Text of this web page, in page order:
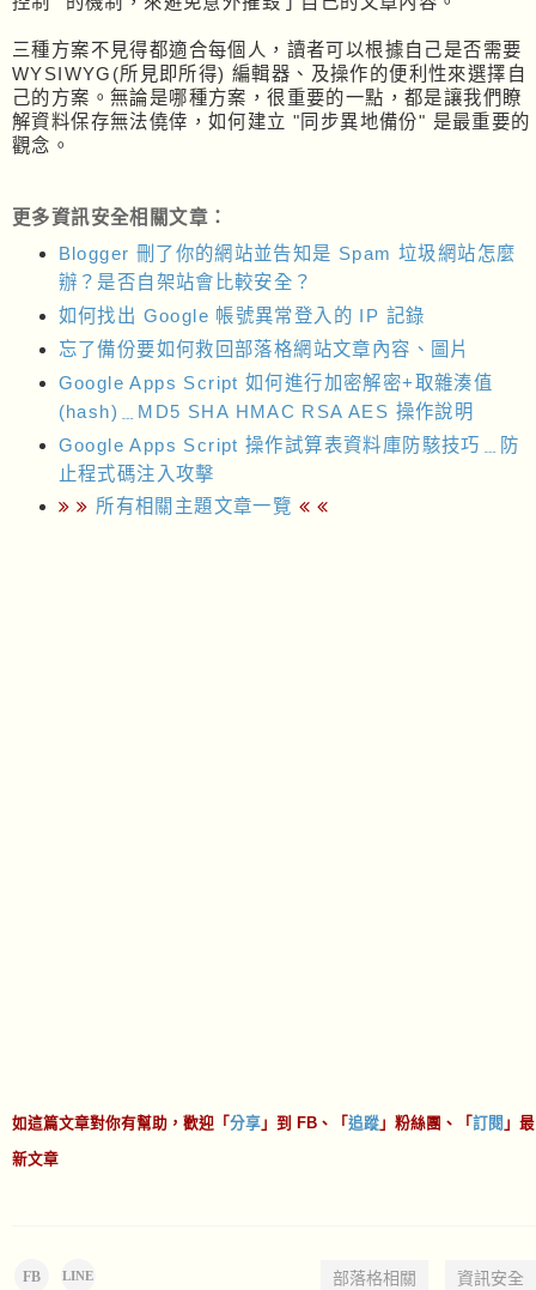
三種方案不見得都適合每個人，讀者可以根據自己是否需要
WYSIWYG(所見即所得) 編輯器、及操作的便利性來選擇自
己的方案。無論是哪種方案，很重要的一點，都是讓我們瞭
解資料保存無法僥倖，如何建立 "同步異地備份" 是最重要的
觀念。
更多資訊安全相關文章：
Blogger 刪了你的網站並告知是 Spam 垃圾網站怎麼
辦？是否自架站會比較安全？
如何找出 Google 帳號異常登入的 IP 記錄
忘了備份要如何救回部落格網站文章內容、圖片
Google Apps Script 如何進行加密解密+取雜湊值
(hash)﹍MD5 SHA HMAC RSA AES 操作說明
Google Apps Script 操作試算表資料庫防駭技巧﹍防
止程式碼注入攻擊
所有相關主題文章一覽
如這篇文章對你有幫助，歡迎「 分享 」到 FB、「 追蹤 」粉絲團、「 訂閱 」最
新文章
FB LINE 部落格相關 資訊安全